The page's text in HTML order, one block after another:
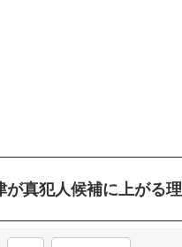
が真犯人候補に上がる